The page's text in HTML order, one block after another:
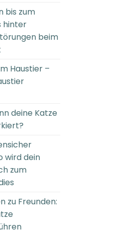
bis zum
hinter
beim
Haustier –
deine Katze
wird dein
zum
zu Freunden: